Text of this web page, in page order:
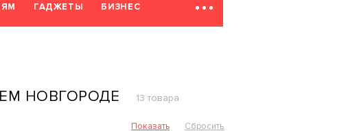
ГАДЖЕТЫ БИЗНЕС
НОВГОРОДЕ 13 товара